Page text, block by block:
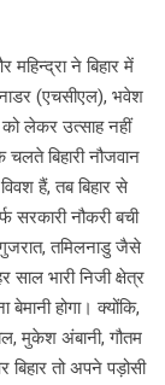
ने बिहार में
नाडर (एचसीएल), भवेश
लेकर उत्साह नहीं
चलते बिहारी नौजवान
हैं, तब बिहार से
सरकारी नौकरी बची
तमिलनाडु जैसे
साल भारी निजी क्षेत्र
होगा। क्योंकि,
मुकेश अंबानी, गौतम
तो अपने पड़ोसी